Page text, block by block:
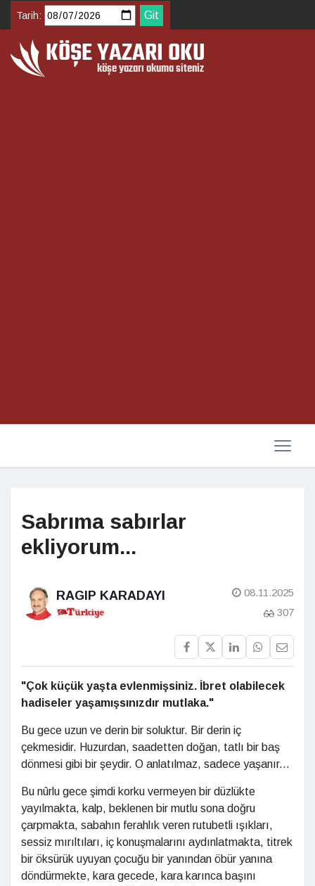
Tarih:
Sabrıma sabırlar
ekliyorum...
RAGIP KARADAYI
08.11.2025
307
"Çok küçük yaşta evlenmişsiniz. İbret olabilecek
hadiseler yaşamışsınızdır mutlaka."
Bu gece uzun ve derin bir soluktur. Bir derin iç
çekmesidir. Huzurdan, saadetten doğan, tatlı bir baş
dönmesi gibi bir şeydir. O anlatılmaz, sadece yaşanır...
Bu nûrlu gece şimdi korku vermeyen bir düzlükte
yayılmakta, kalp, beklenen bir mutlu sona doğru
çarpmakta, sabahın ferahlık veren rutubetli ışıkları,
sessiz mırıltıları, iç konuşmalarını aydınlatmakta, titrek
bir öksürük uyuyan çocuğu bir yanından öbür yanına
döndürmekte, kara gecede, kara karınca başını